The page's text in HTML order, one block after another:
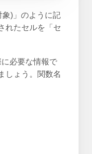
)」のように記
れたセルを「セ
必要な情報で
しょう。関数名